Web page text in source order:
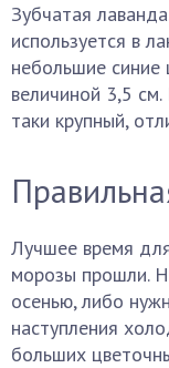
Зубчатая
используется в
небольшие синие
величиной 3,5
таки крупный,
Лучшее время
морозы прошли.
осенью, либо
наступления
больших